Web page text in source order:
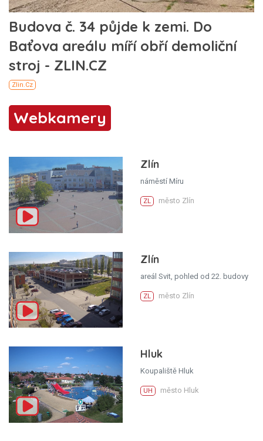
Webkamery
Zlín
náměstí Míru
ZL město Zlín
Zlín
areál Svit, pohled od 22. budovy
ZL město Zlín
Hluk
Koupaliště Hluk
UH město Hluk